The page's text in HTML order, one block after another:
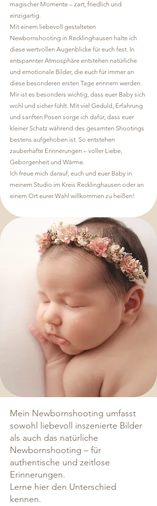
magischer Momente – zart, friedlich und
einzigartig.
Mit einem liebevoll gestalteten
Newbornshooting in Recklinghausen halte ich
diese wertvollen Augenblicke für euch fest. In
entspannter Atmosphäre entstehen natürliche
und emotionale Bilder, die euch für immer an
diese besonderen ersten Tage erinnern werden.
Mir ist es besonders wichtig, dass euer Baby sich
wohl und sicher fühlt. Mit viel Geduld, Erfahrung
und sanften Posen sorge ich dafür, dass euer
kleiner Schatz während des gesamten Shootings
bestens aufgehoben ist. So entstehen
zauberhafte Erinnerungen – voller Liebe,
Geborgenheit und Wärme.
Ich freue mich darauf, euch und euer Baby in
meinem Studio im Kreis Recklinghausen oder an
einem Ort eurer Wahl willkommen zu heißen!
Mein Newbornshooting umfasst
sowohl liebevoll inszenierte Bilder
als auch das natürliche
Newbornshooting – für
authentische und zeitlose
Erinnerungen.
Lerne hier den Unterschied
kennen.